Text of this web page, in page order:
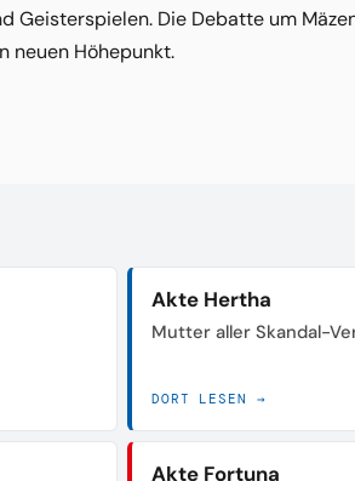
Geisterspielen. Die Debatte um
neuen Höhepunkt.
Akte Hertha
Mutter aller Skandal-
DORT LESEN →
Akte Fortuna